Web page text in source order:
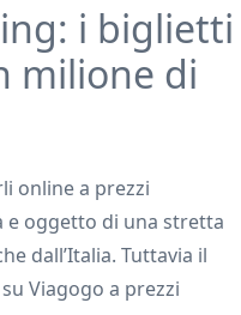
i biglietti
milione di
online a prezzi
e oggetto di una stretta
dall’Italia. Tuttavia il
Viagogo a prezzi